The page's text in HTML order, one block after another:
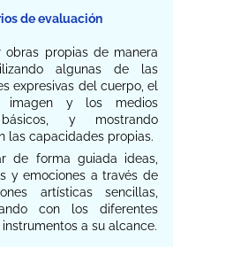
de evaluación
obras propias de manera
algunas de las
expresivas del cuerpo, el
imagen y los medios
y mostrando
las capacidades propias.
de forma guiada ideas,
y emociones a través de
artísticas sencillas,
con los diferentes
instrumentos a su alcance.